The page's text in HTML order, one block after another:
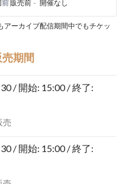
前販売前 - 開催なし
ーカイブ配信期間中でもチケッ
期間
/ 開始: 15:00 / 終了:
売
/ 開始: 15:00 / 終了: